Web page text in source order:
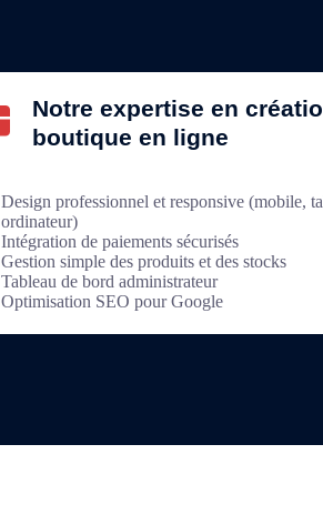
Notre expertise en
boutique en ligne
Design professionnel et responsive (mobile,
ordinateur)
Intégration de paiements sécurisés
Gestion simple des produits et des stocks
Tableau de bord administrateur
Optimisation SEO pour Google